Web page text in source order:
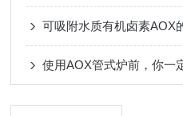
可吸附水质有机卤素AOX
使用AOX管式炉前，你一